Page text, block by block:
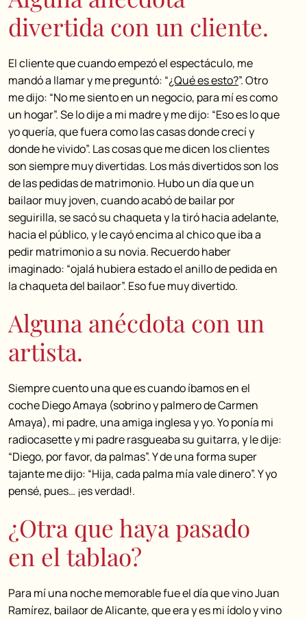
divertida con un cliente.
El cliente que cuando empezó el espectáculo, me
mandó a llamar y me preguntó: “¿Qué es esto?”. Otro
me dijo: “No me siento en un negocio, para mí es como
un hogar”. Se lo dije a mi madre y me dijo: “Eso es lo que
yo quería, que fuera como las casas donde crecí y
donde he vivido”. Las cosas que me dicen los clientes
son siempre muy divertidas. Los más divertidos son los
de las pedidas de matrimonio. Hubo un día que un
bailaor muy joven, cuando acabó de bailar por
seguirilla, se sacó su chaqueta y la tiró hacia adelante,
hacia el público, y le cayó encima al chico que iba a
pedir matrimonio a su novia. Recuerdo haber
imaginado: “ojalá hubiera estado el anillo de pedida en
la chaqueta del bailaor”. Eso fue muy divertido.
Alguna anécdota con un
artista.
Siempre cuento una que es cuando íbamos en el
coche Diego Amaya (sobrino y palmero de Carmen
Amaya), mi padre, una amiga inglesa y yo. Yo ponía mi
radiocasette y mi padre rasgueaba su guitarra, y le dije:
“Diego, por favor, da palmas”. Y de una forma super
tajante me dijo: “Hija, cada palma mía vale dinero”. Y yo
pensé, pues… ¡es verdad!.
¿Otra que haya pasado
en el tablao?
Para mí una noche memorable fue el día que vino Juan
Ramírez, bailaor de Alicante, que era y es mi ídolo y vino